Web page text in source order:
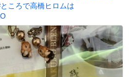
ところで高橋ヒロムは